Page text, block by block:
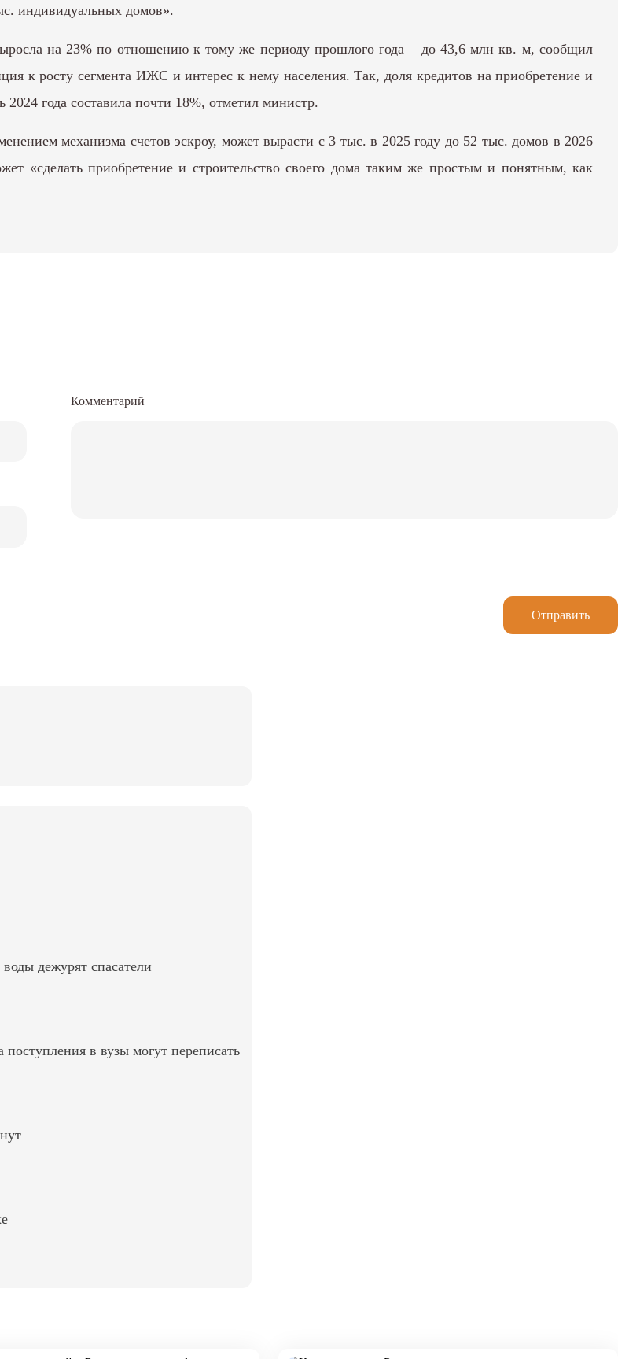
индивидуальных домов».
на 23% по отношению к тому же периоду прошлого года – до 43,6 млн кв. м, сообщил
к росту сегмента ИЖС и интерес к нему населения. Так, доля кредитов на приобретение и
года составила почти 18%, отметил министр.
механизма счетов эскроу, может вырасти с 3 тыс. в 2025 году до 52 тыс. домов в 2026
«сделать приобретение и строительство своего дома таким же простым и понятным, как
Комментарий
Отправить
дежурят спасатели
в вузы могут переписать